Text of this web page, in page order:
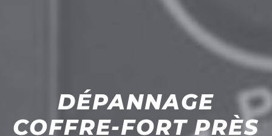
DÉPANNAGE
COFFRE-FORT PRÈS